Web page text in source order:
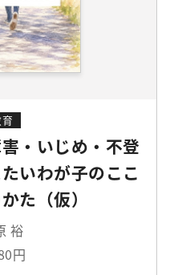
・いじめ・不登
いわが子のここ
た（仮）
裕
円